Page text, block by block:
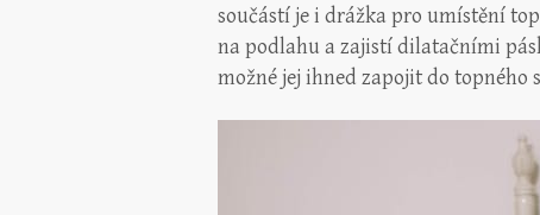
součástí je i drážka pro umístění
na podlahu a zajistí dilatačními
možné jej ihned zapojit do topného